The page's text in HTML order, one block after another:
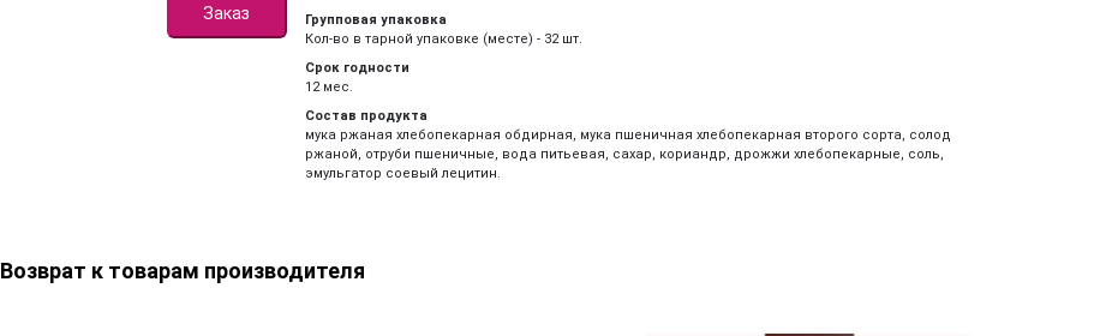
Заказ
Групповая упаковка
Кол-во в тарной упаковке (месте) - 32 шт.
Срок годности
12 мес.
Состав продукта
мука ржаная хлебопекарная обдирная, мука пшеничная хлебопекарная второго сорта, солод
ржаной, отруби пшеничные, вода питьевая, сахар, кориандр, дрожжи хлебопекарные, соль,
эмульгатор соевый лецитин.
Возврат к товарам производителя